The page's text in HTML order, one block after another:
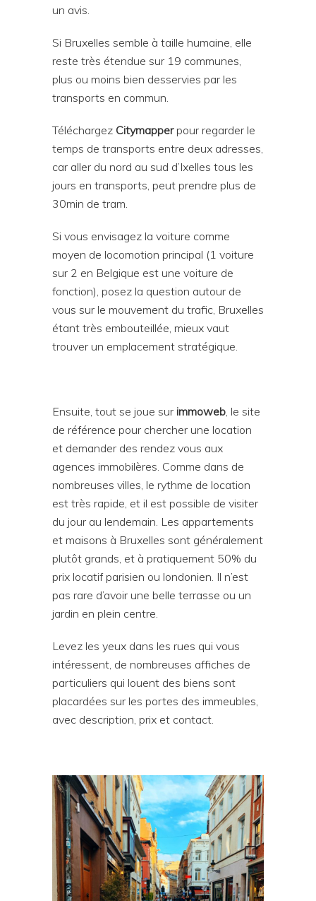
un avis.
Si Bruxelles semble à taille humaine, elle
reste très étendue sur 19 communes,
plus ou moins bien desservies par les
transports en commun.
Téléchargez Citymapperpour regarder le
temps de transports entre deux adresses,
car aller du nord au sud d’Ixelles tous les
jours en transports, peut prendre plus de
30min de tram.
Si vous envisagez la voiture comme
moyen de locomotion principal (1 voiture
sur 2 en Belgique est une voiture de
fonction), posez la question autour de
vous sur le mouvement du trafic, Bruxelles
étant très embouteillée, mieux vaut
trouver un emplacement stratégique.
Ensuite, tout se joue sur immoweb, le site
de référence pour chercher une location
et demander des rendez vous aux
agences immobilères. Comme dans de
nombreuses villes, le rythme de location
est très rapide, et il est possible de visiter
du jour au lendemain. Les appartements
et maisons à Bruxelles sont généralement
plutôt grands, et à pratiquement 50% du
prix locatif parisien ou londonien. Il n’est
pas rare d’avoir une belle terrasse ou un
jardin en plein centre.
Levez les yeux dans les rues qui vous
intéressent, de nombreuses affiches de
particuliers qui louent des biens sont
placardées sur les portes des immeubles,
avec description, prix et contact.